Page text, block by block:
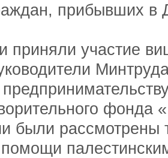
прибывших в
приняли участие
фонда
были рассмотрены